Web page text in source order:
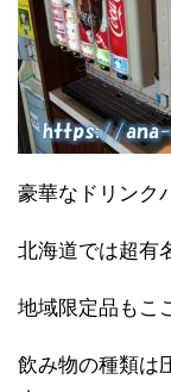
豪華なドリンク
北海道では超有
地域限定品もこ
飲み物の種類は